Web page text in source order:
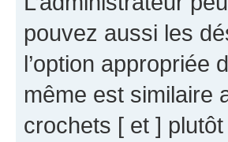
pouvez aussi les
l’option appropriée
même est similaire
crochets [ et ]